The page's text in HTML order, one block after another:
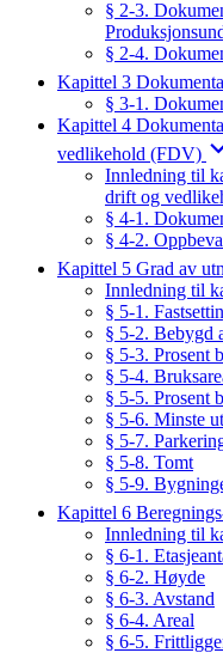
§ 2-3.
§ 2-4.
Kapittel 3
§ 3-1.
Kapittel 4
vedlikehold (FDV)
Innledning til
drift og
§ 4-1.
§ 4-2.
Kapittel 5 Grad av
Innledning til
§ 5-1.
§ 5-2. Bebygd
§ 5-3. Prosent
§ 5-4.
§ 5-5. Prosent
§ 5-6. Minste
§ 5-7.
§ 5-8. Tomt
§ 5-9.
Kapittel 6
Innledning til
§ 6-1.
§ 6-2. Høyde
§ 6-3. Avstand
§ 6-4. Areal
§ 6-5.